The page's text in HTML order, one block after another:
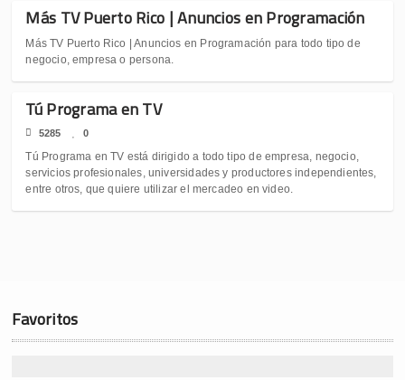
Más TV Puerto Rico | Anuncios en Programación
Más TV Puerto Rico | Anuncios en Programación para todo tipo de
negocio, empresa o persona.
Tú Programa en TV
5285 0
Tú Programa en TV está dirigido a todo tipo de empresa, negocio,
servicios profesionales, universidades y productores independientes,
entre otros, que quiere utilizar el mercadeo en video.
Favoritos